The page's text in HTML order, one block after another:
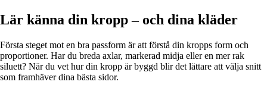
Lär känna din kropp – och dina kläder
Första steget mot en bra passform är att förstå din kropps form och
proportioner. Har du breda axlar, markerad midja eller en mer rak
siluett? När du vet hur din kropp är byggd blir det lättare att välja snitt
som framhäver dina bästa sidor.